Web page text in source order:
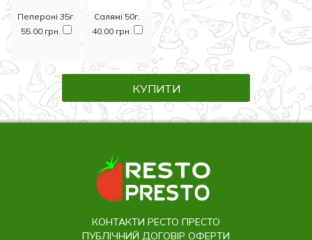
Пепероні 35г.
55.00 грн.
Салямі 50г.
40.00 грн.
КУПИТИ
КОНТАКТИ РЕСТО ПРЕСТО
ПУБЛІЧНИЙ ДОГОВІР ОФЕРТИ